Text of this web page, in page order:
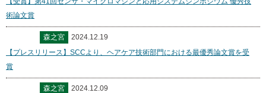
術論文賞
森之宮
2024.12.19
【プレスリリース】SCCより、ヘアケア技術部門における最優秀論文賞を受
賞
森之宮
2024.12.09